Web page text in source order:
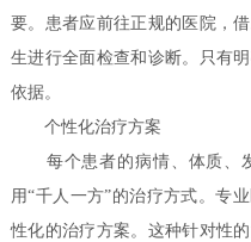
要。患者应前往正规的医院，
生进行全面检查和诊断。只有
依据。
个性化治疗方案
每个患者的病情、体质、
用“千人一方”的治疗方式。专
性化的治疗方案。这种针对性